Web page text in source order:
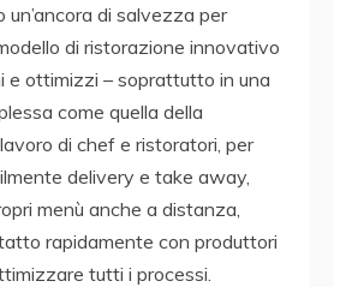
un’ancora di salvezza per
di ristorazione innovativo
e ottimizzi – soprattutto in una
come quella della
di chef e ristoratori, per
delivery e take away,
menù anche a distanza,
rapidamente con produttori
tutti i processi.